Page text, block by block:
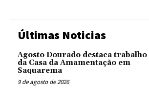
Últimas Noticias
Agosto Dourado destaca trabalho
da Casa da Amamentação em
Saquarema
9 de agosto de 2026